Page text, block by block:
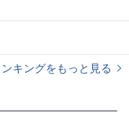
キングをもっと見る